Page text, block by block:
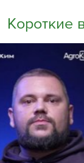
Короткие